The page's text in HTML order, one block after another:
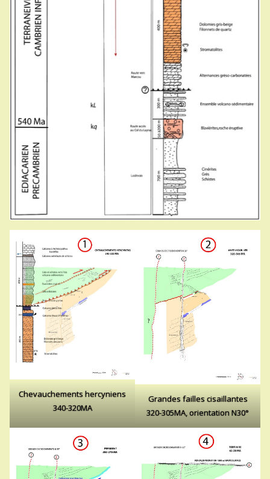
Chevauchements hercyniens
340-320MA
Grandes failles cisaillantes
320-305MA, orientation N30°